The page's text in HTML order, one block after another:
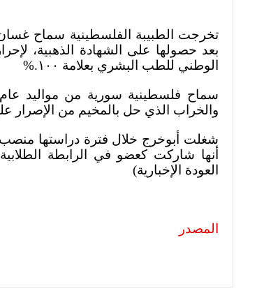
تخرجت الطبيبة الفلسطينية سماح
الوطني للطب البشري بعلامة ١٠٠
%.
والخراب الذي حل بالمخيم من الإصرار
شغلت أبوخرج خلال فترة دراستها
أنها شاركت كعضو في الرابطة
العودة الإخبارية)
المصدر